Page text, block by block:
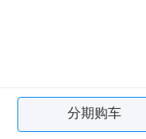
分期购车